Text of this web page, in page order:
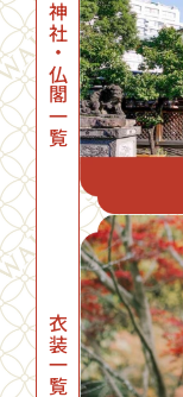
神社・仏閣一覧
衣装一覧